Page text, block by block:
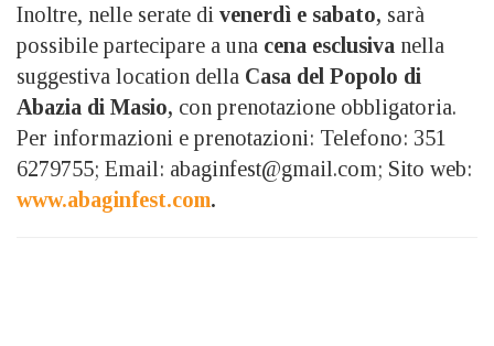
Inoltre, nelle serate di venerdì e sabato, sarà
possibile partecipare a una cena esclusiva nella
suggestiva location della Casa del Popolo di
Abazia di Masio, con prenotazione obbligatoria.
Per informazioni e prenotazioni: Telefono: 351
6279755; Email: abaginfest@gmail.com; Sito web:
www.abaginfest.com.